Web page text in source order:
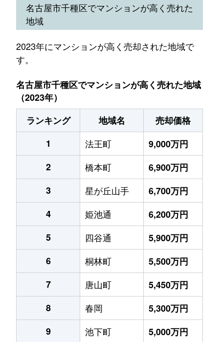
名古屋市千種区でマンションが高く売れた
地域
2023年にマンションが高く売却された地域で
す。
名古屋市千種区でマンションが高く売れた地域
（2023年）
ランキング
地域名
売却価格
1
法王町
9,000万円
2
橋本町
6,900万円
3
星が丘山手
6,700万円
4
姫池通
6,200万円
5
四谷通
5,900万円
6
桐林町
5,500万円
7
唐山町
5,450万円
8
春岡
5,300万円
9
池下町
5,000万円